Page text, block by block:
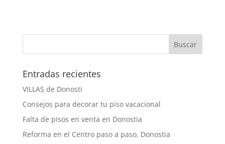
Entradas recientes
VILLAS de Donosti
Consejos para decorar tu piso vacacional
Falta de pisos en venta en Donostia
Reforma en el Centro paso a paso, Donostia